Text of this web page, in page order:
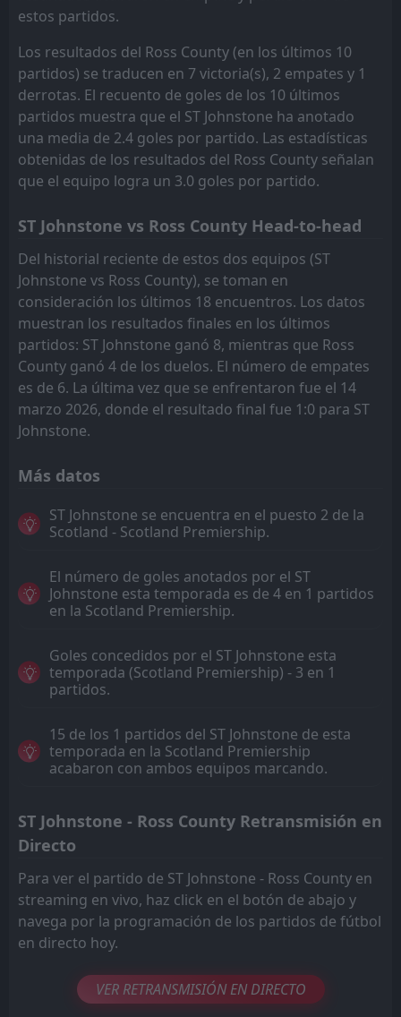
FT
14:00
Ross County
FT
14:00
18Apr
Ross County
Ayr Utd
2
1
18:45
10Apr
Queen's Park
Ross County
1
L
FT
Ross County
19:45
Ross County
FT
15:00
21 Mar
Ross County
Dunfermline
2
2
estos partidos.
Los resultados del Ross County (en los últimos 10
partidos) se traducen en 7 victoria(s), 2 empates y 1
derrotas. El recuento de goles de los 10 últimos
partidos muestra que el ST Johnstone ha anotado
una media de 2.4 goles por partido. Las estadísticas
obtenidas de los resultados del Ross County señalan
que el equipo logra un 3.0 goles por partido.
ST Johnstone vs Ross County Head-to-head
Del historial reciente de estos dos equipos (ST
Johnstone vs Ross County), se toman en
consideración los últimos 18 encuentros. Los datos
muestran los resultados finales en los últimos
partidos: ST Johnstone ganó 8, mientras que Ross
County ganó 4 de los duelos. El número de empates
es de 6. La última vez que se enfrentaron fue el 14
marzo 2026, donde el resultado final fue 1:0 para ST
Johnstone.
Más datos
ST Johnstone se encuentra en el puesto 2 de la
Scotland - Scotland Premiership.
El número de goles anotados por el ST
Johnstone esta temporada es de 4 en 1 partidos
en la Scotland Premiership.
Goles concedidos por el ST Johnstone esta
temporada (Scotland Premiership) - 3 en 1
partidos.
15 de los 1 partidos del ST Johnstone de esta
temporada en la Scotland Premiership
acabaron con ambos equipos marcando.
ST Johnstone - Ross County Retransmisión en
Directo
Para ver el partido de ST Johnstone - Ross County en
streaming en vivo, haz click en el botón de abajo y
navega por la programación de los partidos de fútbol
en directo hoy.
VER RETRANSMISIÓN EN DIRECTO